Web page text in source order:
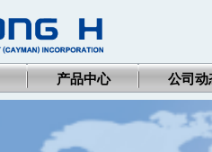
产品中心 公司动